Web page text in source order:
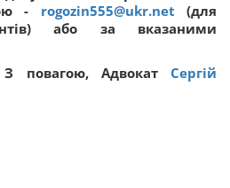
- rogozin555@ukr.net (для
або за вказаними
З повагою, Адвокат Сергій